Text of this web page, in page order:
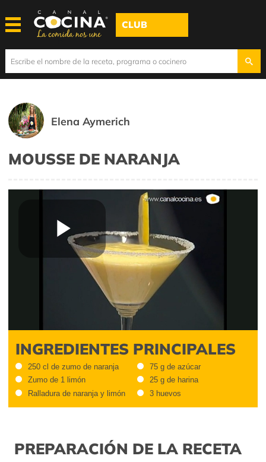
CLUB
Elena Aymerich
MOUSSE DE NARANJA
Play
Video
INGREDIENTES PRINCIPALES
250 cl de zumo de naranja
Zumo de 1 limón
Ralladura de naranja y limón
75 g de azúcar
25 g de harina
3 huevos
PREPARACIÓN DE LA RECETA